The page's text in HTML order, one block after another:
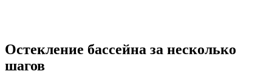
Остекление бассейна за несколько
шагов